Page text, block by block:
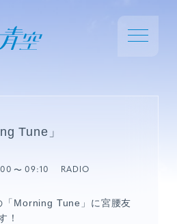
Tune」
09:10 RADIO
「Morning Tune」に宮腰友
！